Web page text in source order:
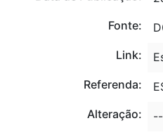
Fonte:
Link:
Referenda:
Alteração: